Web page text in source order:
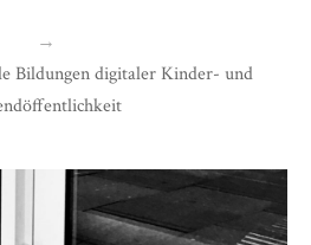
→
Bildungen digitaler Kinder- und